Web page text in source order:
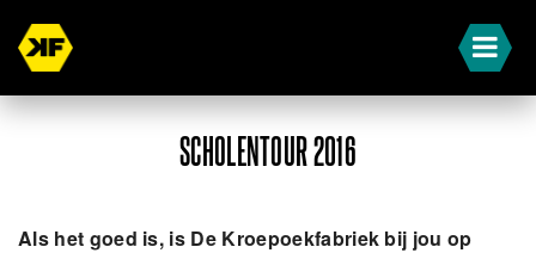
SCHOLENTOUR 2016
Als het goed is, is De Kroepoekfabriek bij jou op